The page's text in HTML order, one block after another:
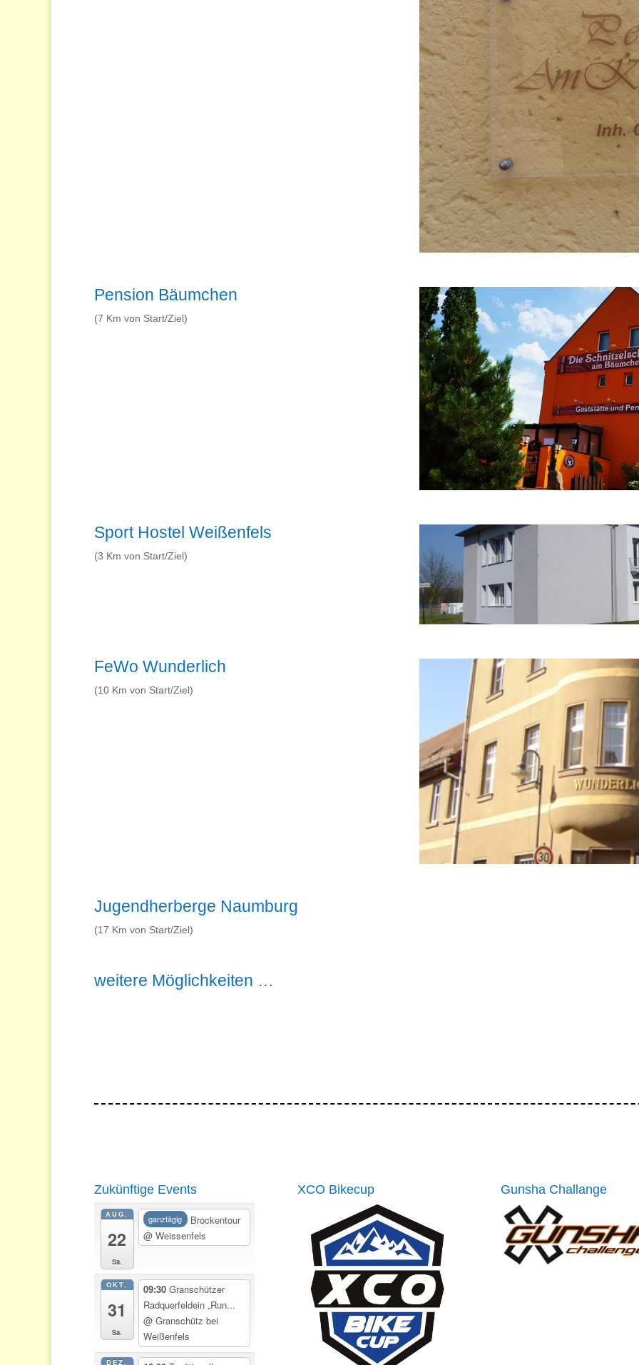
Pension Bäumchen
(7 Km von Start/Ziel)
Sport Hostel Weißenfels
(3 Km von Start/Ziel)
FeWo Wunderlich
(10 Km von Start/Ziel)
Jugendherberge Naumburg
(17 Km von Start/Ziel)
weitere Möglichkeiten …
Zukünftige Events
AUG.
22
Sa.
ganztägig
Brockentour
@ Weissenfels
OKT.
31
Sa.
09:30 Granschützer
Radquerfeldein „Run...
@ Granschütz bei
Weißenfels
DEZ.
XCO Bikecup Gunsha Challange